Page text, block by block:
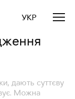
УКР
впливає
дають суттєву
Можна